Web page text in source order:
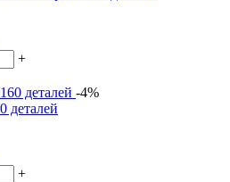
+
-4%
деталей
+